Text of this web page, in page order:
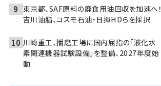
東京都、SAF原料の廃食用油回収を加速へ！
吉川油脂、コスモ石油・日揮HDらを採択
川崎重工、播磨工場に国内屈指の「液化水
素関連機器試験設備」を整備、2027年度始
動